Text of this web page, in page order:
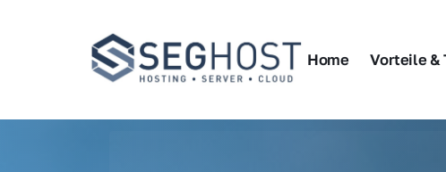
Home Vorteile &